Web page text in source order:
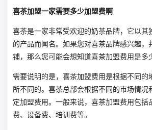
喜茶加盟一家需要多少加盟费啊
喜茶是一家非常受欢迎的奶茶品牌，它以其
的产品而闻名。如果您对喜茶品牌感兴趣，
铺，那么您可能会想知道喜茶加盟费用是多
需要说明的是，喜茶加盟费用是根据不同的
所不同的。喜茶总部会根据不同的市场情况
定加盟费用。一般来说，喜茶加盟费用包括
费、设备费、培训费等。